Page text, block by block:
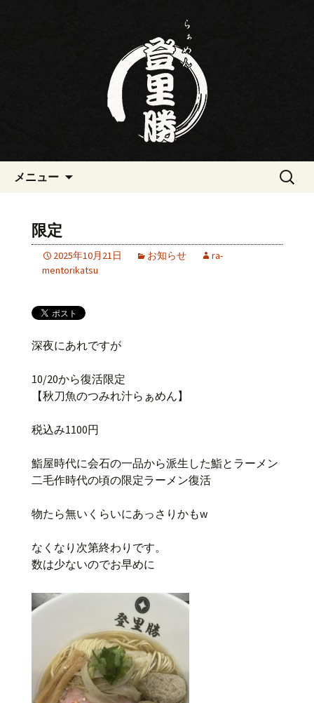
三重・桑名の寿司・ラーメン屋
らぁめん登里勝(とりかつ)のブ
ん登里勝(とりかつ)のブログです
メニュー
検
限定
2025年10月21日 お知らせ
ra-
mentorikatsu
深夜にあれですが
10/20から復活限定
【秋刀魚のつみれ汁らぁめん】
税込み1100円
鮨屋時代に会石の一品から派生した鮨とラーメン
二毛作時代の頃の限定ラーメン復活
物たら無いくらいにあっさりかもw
なくなり次第終わりです。
数は少ないのでお早めに